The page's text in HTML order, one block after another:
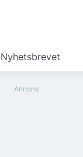
Nyhetsbrevet